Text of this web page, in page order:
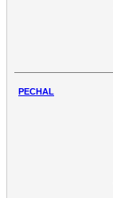
PECHAL